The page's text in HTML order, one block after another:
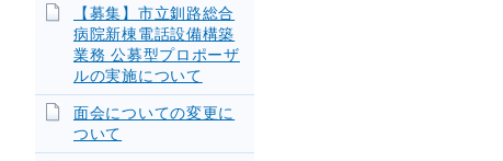
【募集】市立釧路総合
病院新棟電話設備構築
業務 公募型プロポーザ
ルの実施について
面会についての変更に
ついて